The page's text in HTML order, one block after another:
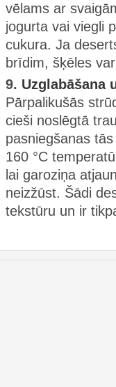
vēlams ar
jogurta vai viegli
cukura. Ja
brīdim, šķēles
9. Uzglabāšana
Pārpalikušās
cieši noslēgtā
pasniegšanas
160 °C
lai garoziņa
neizžūst. Šādi
tekstūru un ir